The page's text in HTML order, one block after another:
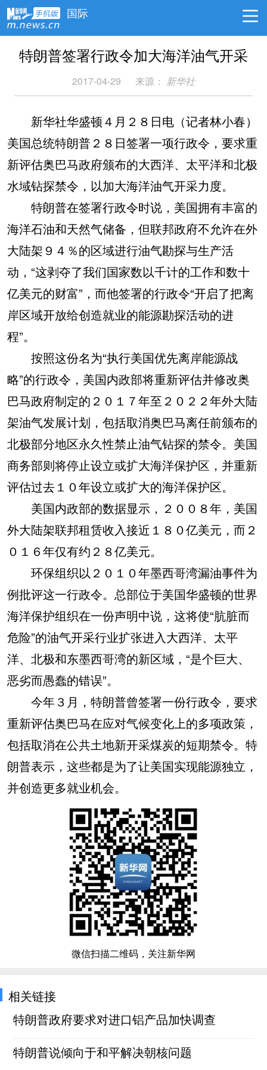
国际
特朗普签署行政令加大海洋油气开采
2017-04-29 来源： 新华社
新华社华盛顿４月２８日电（记者林小春）
美国总统特朗普２８日签署一项行政令，要求重
新评估奥巴马政府颁布的大西洋、太平洋和北极
水域钻探禁令，以加大海洋油气开采力度。
特朗普在签署行政令时说，美国拥有丰富的
海洋石油和天然气储备，但联邦政府不允许在外
大陆架９４％的区域进行油气勘探与生产活
动，“这剥夺了我们国家数以千计的工作和数十
亿美元的财富”，而他签署的行政令“开启了把离
岸区域开放给创造就业的能源勘探活动的进
程”。
按照这份名为“执行美国优先离岸能源战
略”的行政令，美国内政部将重新评估并修改奥
巴马政府制定的２０１７年至２０２２年外大陆
架油气发展计划，包括取消奥巴马离任前颁布的
北极部分地区永久性禁止油气钻探的禁令。美国
商务部则将停止设立或扩大海洋保护区，并重新
评估过去１０年设立或扩大的海洋保护区。
美国内政部的数据显示，２００８年，美国
外大陆架联邦租赁收入接近１８０亿美元，而２
０１６年仅有约２８亿美元。
环保组织以２０１０年墨西哥湾漏油事件为
例批评这一行政令。总部位于美国华盛顿的世界
海洋保护组织在一份声明中说，这将使“肮脏而
危险”的油气开采行业扩张进入大西洋、太平
洋、北极和东墨西哥湾的新区域，“是个巨大、
恶劣而愚蠢的错误”。
今年３月，特朗普曾签署一份行政令，要求
重新评估奥巴马在应对气候变化上的多项政策，
包括取消在公共土地新开采煤炭的短期禁令。特
朗普表示，这些都是为了让美国实现能源独立，
并创造更多就业机会。
微信扫描二维码，关注新华网
相关链接
特朗普政府要求对进口铝产品加快调查
特朗普说倾向于和平解决朝核问题